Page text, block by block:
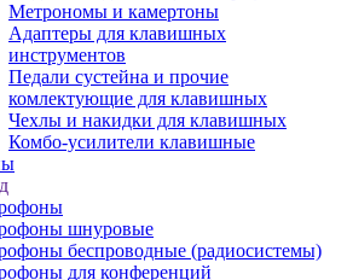
Метрономы и камертоны
Адаптеры для клавишных
инструментов
Педали сустейна и прочие
комлектующие для клавишных
Чехлы и накидки для клавишных
Комбо-усилители клавишные
шнуровые
беспроводные (радиосистемы)
для конференций